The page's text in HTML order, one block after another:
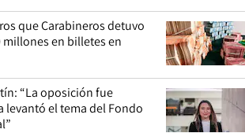
que Carabineros detuvo
millones en billetes en
“La oposición fue
levantó el tema del Fondo